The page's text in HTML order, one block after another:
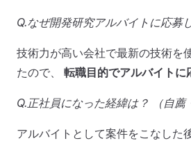
Q.なぜ開発研究アルバイトに応募
技術力が高い会社で最新の技術を
たので、 転職目的でアルバイトに
Q.正社員になった経緯は？ （自薦
アルバイトとして案件をこなした